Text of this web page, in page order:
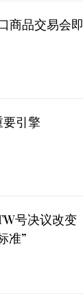
商品交易会即
引擎
号决议改变
准”